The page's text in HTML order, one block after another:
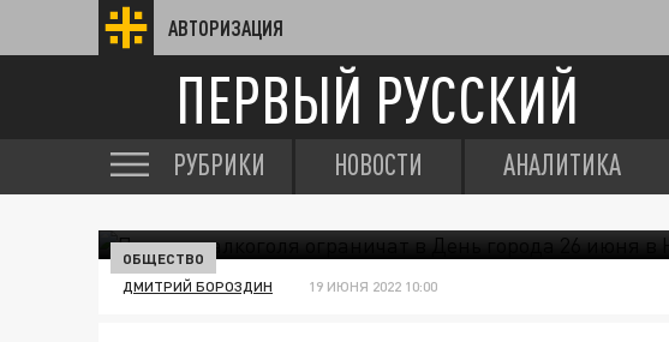
АВТОРИЗАЦИЯ
ПЕРВЫЙ РУССКИЙ
РУБРИКИ НОВОСТИ АНАЛИТИКА
ОБЩЕСТВО
ДМИТРИЙ БОРОЗДИН 19 ИЮНЯ 2022 10:00